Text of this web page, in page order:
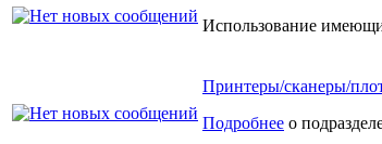
Использование
Принтеры/сканеры/
Подробнее о